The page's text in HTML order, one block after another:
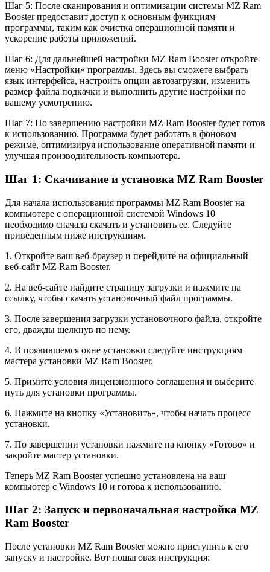
Шаг 5: После сканирования и оптимизации системы MZ Ram
Booster предоставит доступ к основным функциям
программы, таким как очистка операционной памяти и
ускорение работы приложений.
Шаг 6: Для дальнейшей настройки MZ Ram Booster откройте
меню «Настройки» программы. Здесь вы сможете выбрать
язык интерфейса, настроить опции автозагрузки, изменить
размер файла подкачки и выполнить другие настройки по
вашему усмотрению.
Шаг 7: По завершению настройки MZ Ram Booster будет готов
к использованию. Программа будет работать в фоновом
режиме, оптимизируя использование оперативной памяти и
улучшая производительность компьютера.
Шаг 1: Скачивание и установка MZ Ram Booster
Для начала использования программы MZ Ram Booster на
компьютере с операционной системой Windows 10
необходимо сначала скачать и установить ее. Следуйте
приведенным ниже инструкциям.
1. Откройте ваш веб-браузер и перейдите на официальный
веб-сайт MZ Ram Booster.
2. На веб-сайте найдите страницу загрузки и нажмите на
ссылку, чтобы скачать установочный файл программы.
3. После завершения загрузки установочного файла, откройте
его, дважды щелкнув по нему.
4. В появившемся окне установки следуйте инструкциям
мастера установки MZ Ram Booster.
5. Примите условия лицензионного соглашения и выберите
путь для установки программы.
6. Нажмите на кнопку «Установить», чтобы начать процесс
установки.
7. По завершении установки нажмите на кнопку «Готово» и
закройте мастер установки.
Теперь MZ Ram Booster успешно установлена на ваш
компьютер с Windows 10 и готова к использованию.
Шаг 2: Запуск и первоначальная настройка MZ
Ram Booster
После установки MZ Ram Booster можно приступить к его
запуску и настройке. Вот пошаговая инструкция: